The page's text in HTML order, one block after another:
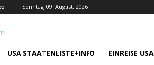
Sonntag, 09. August, 2026
USA STAATENLISTE+INFO EINREISE USA